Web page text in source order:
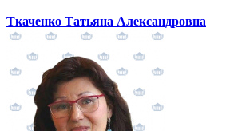
Ткаченко Татьяна Александровна